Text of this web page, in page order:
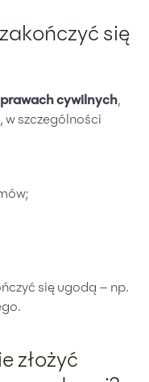
się
cywilnych,
w szczególności
się ugodą – np.
złożyć